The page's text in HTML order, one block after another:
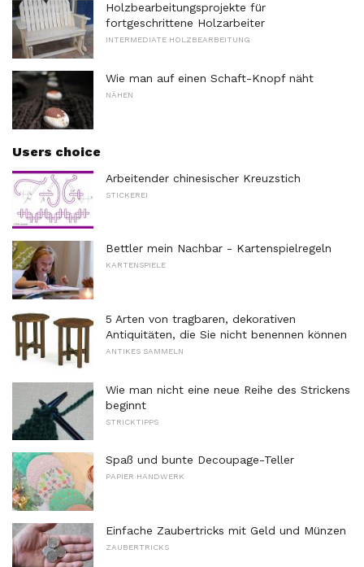
Holzbearbeitungsprojekte für
fortgeschrittene Holzarbeiter
INTERMEDIATE HOLZBEARBEITUNG
Wie man auf einen Schaft-Knopf näht
NÄHEN
Users choice
Arbeitender chinesischer Kreuzstich
STICKEREI
Bettler mein Nachbar - Kartenspielregeln
KARTENSPIELE
5 Arten von tragbaren, dekorativen
Antiquitäten, die Sie nicht benennen können
ANTIKES SAMMELN
Wie man nicht eine neue Reihe des Strickens
beginnt
STRICKTIPPS
Spaß und bunte Decoupage-Teller
PAPIER HANDWERK
Einfache Zaubertricks mit Geld und Münzen
ZAUBERTRICKS